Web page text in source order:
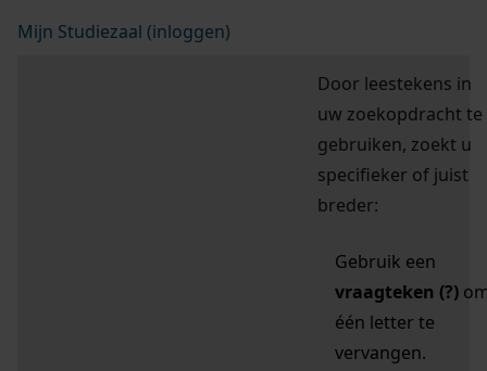
Mijn Studiezaal (inloggen)
Door leestekens in
uw zoekopdracht te
gebruiken, zoekt u
specifieker of juist
breder:
Gebruik een
vraagteken (?)
één letter te
vervangen.